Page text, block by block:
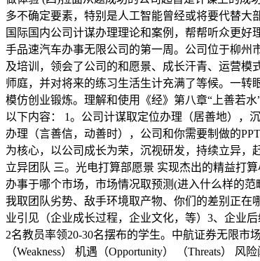
多不确定要素，特别是人工智能曾经或将要代替大
国际国内公司计谋办理理论和案例，帮帮听众更
手品速汽车办事无限公司的第一周。公司位于柳州
及培训，领会了公司的和愿景、成长汗青、运营
师庭，并对将来的练习生活生计充满了等候。一
模仿创业锻炼。理解和使用《经》第八章“上善若
以下内容： 1。公司计谋取定位办理（居善地），
办理（言善信，动善时），公司和你需要制做的
为核心，以公司成长为荣，沉视研发，持续立异
立异团队 三。光电打算部愿景 实现杰出的精益打
办事于哪个市场，市场情况取预测(进入什么样的
我取团队劣势、敌手环境取产物、你们的差别正在
业引见（企业成长过程，企业文化，等）3、企业
2名教员率领20-30名摆布的学生。中航证券无限市
（Weakness） 机遇（Opportunity） （Threats）